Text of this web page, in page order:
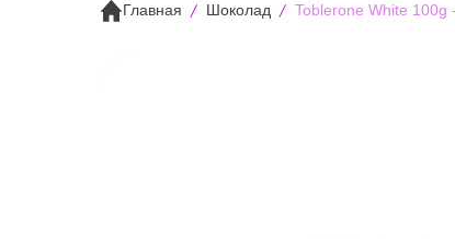
Главная Шоколад